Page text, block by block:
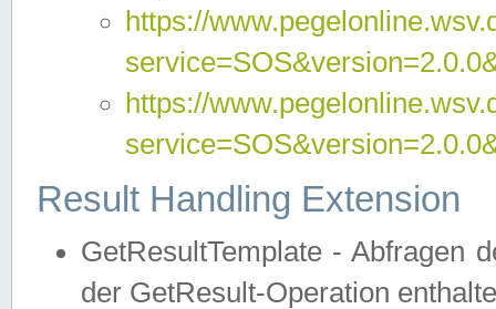
https://
https://
Result Handling Extension
GetResultTemplate - Abfragen
der GetResult-Operation